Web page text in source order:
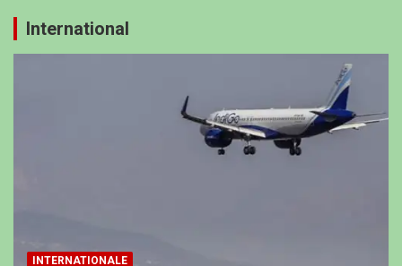
International
INTERNATIONALE